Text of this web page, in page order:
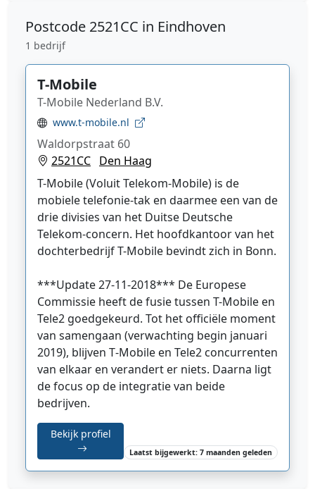
Postcode 2521CC in Eindhoven
1 bedrijf
T-Mobile
T-Mobile Nederland B.V.
www.t-mobile.nl
Waldorpstraat 60
2521CC Den Haag
T-Mobile(Voluit Telekom-Mobile) is de
mobiele telefonie-tak en daarmee een van de
drie divisies van het Duitse Deutsche
Telekom-concern. Het hoofdkantoor van het
dochterbedrijf T-Mobile bevindt zich in Bonn.
***Update 27-11-2018*** De Europese
Commissie heeft de fusie tussen T-Mobile en
Tele2 goedgekeurd. Tot het officiële moment
van samengaan (verwachting begin januari
2019), blijven T‑Mobile en Tele2 concurrenten
van elkaar en verandert er niets. Daarna ligt
de focus op de integratie van beide
bedrijven.
Bekijk profiel
Laatst bijgewerkt: 7 maanden geleden